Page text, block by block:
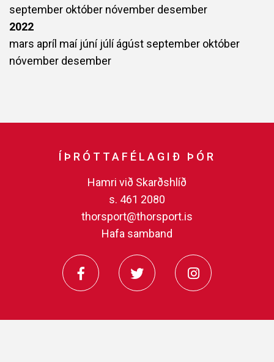
september október nóvember desember
2022
mars apríl maí júní júlíágúst september október
nóvember desember
ÍÞRÓTTAFÉLAGIÐ ÞÓR
Hamri við Skarðshlíð
s. 461 2080
thorsport@thorsport.is
Hafa samband